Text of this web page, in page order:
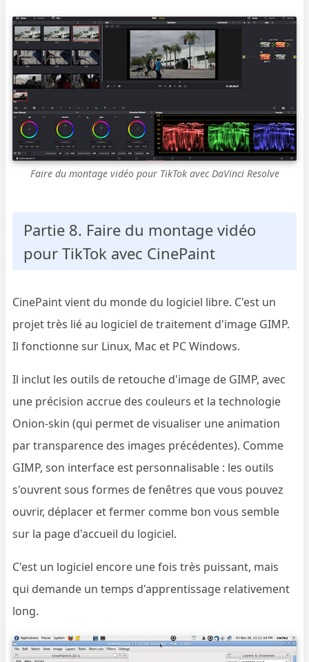
Faire du montage vidéo pour TikTok avec DaVinci Resolve
Partie 8. Faire du montage vidéo
pour TikTok avec CinePaint
CinePaint vient du monde du logiciel libre. C'est un
projet très lié au logiciel de traitement d'image GIMP.
Il fonctionne sur Linux, Mac et PC Windows.
Il inclut les outils de retouche d'image de GIMP, avec
une précision accrue des couleurs et la technologie
Onion-skin (qui permet de visualiser une animation
par transparence des images précédentes). Comme
GIMP, son interface est personnalisable : les outils
s'ouvrent sous formes de fenêtres que vous pouvez
ouvrir, déplacer et fermer comme bon vous semble
sur la page d'accueil du logiciel.
C'est un logiciel encore une fois très puissant, mais
qui demande un temps d'apprentissage relativement
long.